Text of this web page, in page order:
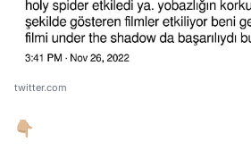
twitter.com
👇🏼